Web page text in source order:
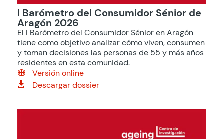
I Barómetro del Consumidor Sénior de
Aragón 2026
El I Barómetro del Consumidor Sénior en Aragón
tiene como objetivo analizar cómo viven, consumen
y toman decisiones las personas de 55 y más años
residentes en esta comunidad.
 Versión online
 Descargar dossier